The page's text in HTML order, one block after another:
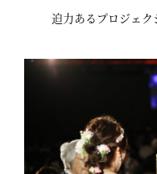
迫力あるプロジェ